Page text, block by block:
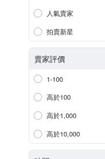
人氣賣家
拍賣新星
賣家評價
1-100
高於100
高於1,000
高於10,000